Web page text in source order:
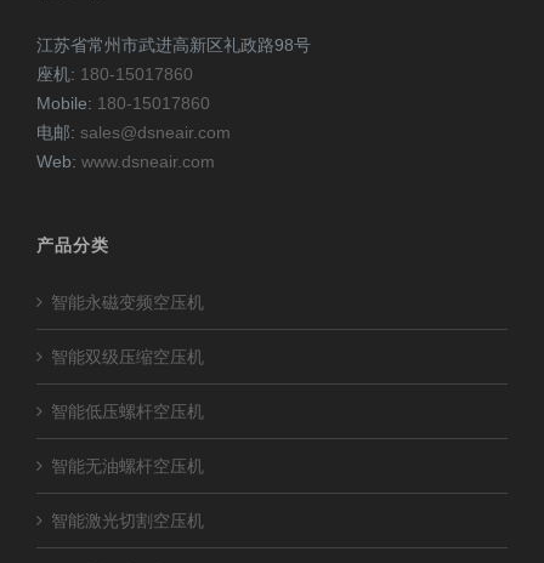
江苏省常州市武进高新区礼政路98号
座机: 180-15017860
Mobile: 180-15017860
电邮: sales@dsneair.com
Web: www.dsneair.com
产品分类
智能永磁变频空压机
智能双级压缩空压机
智能低压螺杆空压机
智能无油螺杆空压机
智能激光切割空压机